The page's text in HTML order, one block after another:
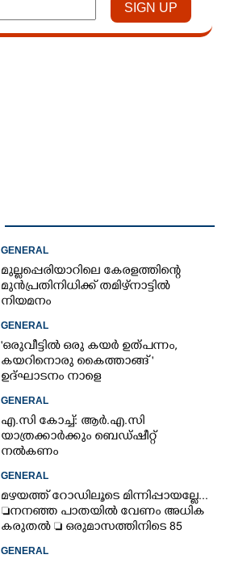
GENERAL
മുല്ലപ്പെരിയാറിലെ കേരളത്തിന്റെ
മുൻപ്രതിനിധിക്ക് തമിഴ്നാട്ടിൽ
നിയമനം
GENERAL
'ഒരുവീട്ടിൽ ഒരു കയർ ഉത്പന്നം,
കയറിനൊരു കൈത്താങ്ങ് '
ഉദ്ഘാടനം നാളെ
GENERAL
എ.സി കോച്ച്: ആർ.എ.സി
യാത്രക്കാർക്കും ബെഡ്ഷീറ്റ്
നൽകണം
GENERAL
മഴയത്ത് റോഡിലൂടെ മിന്നിപ്പായല്ലേ...
നനഞ്ഞ പാതയിൽ വേണം അധിക
കരുതൽ  ഒരുമാസത്തിനിടെ 85
GENERAL